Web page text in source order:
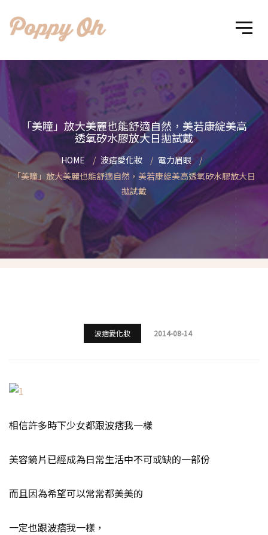
「美瞳」放大美麗也能舒適自然，美若康綻美高
透氧矽水膠放大日拋試戴
HOME 波痞愛化妝
電力眉眼
「美瞳」放大美麗也能舒適自然，美若康綻美高透氧矽水膠放大日
拋試戴
波痞愛化妝 2014-08-14
相信許多時下少女都跟波痞我一樣
美容鏡片已經成為日常生活中不可或缺的一部份
而且因為希望可以常常都美美的
一定也跟波痞我一樣，